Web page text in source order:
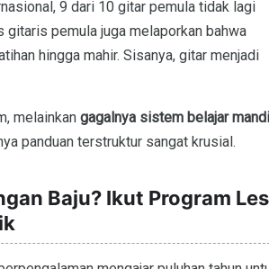
9 dari 10 gitar pemula tidak lagi
pemula juga melaporkan bahwa
hingga mahir. Sisanya, gitar menjadi
melainkan gagalnya sistem belajar
panduan terstruktur sangat krusial.
Baju? Ikut Program Les